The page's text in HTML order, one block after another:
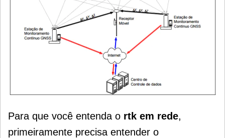
Para que você entenda o rtk em rede,
primeiramente precisa entender o